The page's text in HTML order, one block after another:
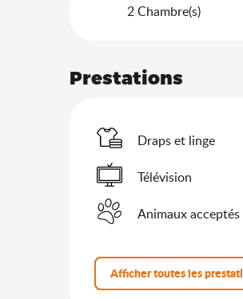
2 Chambre(s)
Prestations
Draps et linge
Télévision
Animaux acceptés
Afficher toutes les